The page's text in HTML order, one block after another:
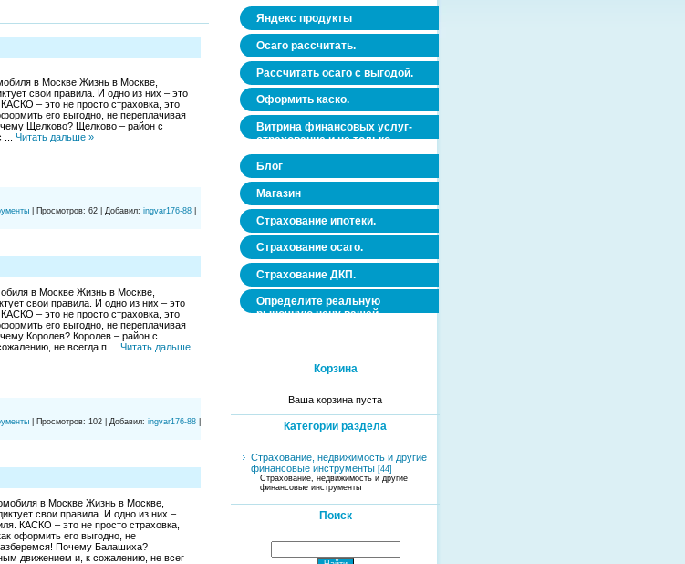
в Москве Жизнь в Москве,
свои правила. И одно из них – это
– это не просто страховка, это
его выгодно, не переплачивая
Щелково? Щелково – район с
... Читать дальше »
Просмотров: 62 Добавил: ingvar176-88
в Москве Жизнь в Москве,
свои правила. И одно из них – это
– это не просто страховка, это
его выгодно, не переплачивая
Королев? Королев – район с
не всегда п
Читать дальше
Просмотров: 102 Добавил: ingvar176-88
в Москве Жизнь в Москве,
свои правила. И одно из них –
КАСКО – это не просто страховка,
оформить его выгодно, не
Почему Балашиха?
движением и, к сожалению, не всег
Яндекс продукты
Осаго рассчитать.
Рассчитать осаго с выгодой.
Оформить каско.
Витрина финансовых услуг-
страхование и не только.
Блог
Магазин
Страхование ипотеки.
Страхование осаго.
Страхование ДКП.
Определите реальную
рыночную цену вашей
Корзина
Ваша корзина пуста
Категории раздела
Страхование, недвижимость и другие
финансовые инструменты [44]
Страхование, недвижимость и другие
финансовые инструменты
Поиск